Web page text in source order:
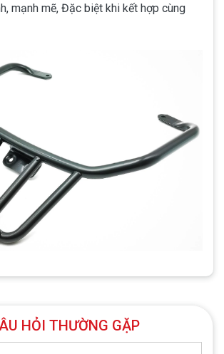
mạnh mẽ, Đặc biệt khi kết hợp cùng
HỎI THƯỜNG GẶP